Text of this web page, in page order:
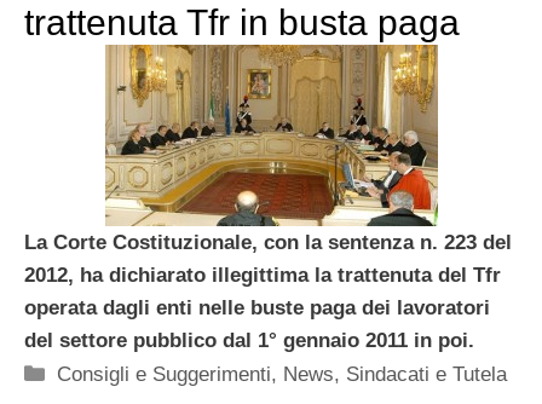
trattenuta Tfr in busta paga
La Corte Costituzionale, con la sentenza n. 223 del
2012, ha dichiarato illegittima la trattenuta del Tfr
operata dagli enti nelle buste paga dei lavoratori
del settore pubblico dal 1° gennaio 2011 in poi.
Categorie
Consigli e Suggerimenti, News, Sindacati e Tutela